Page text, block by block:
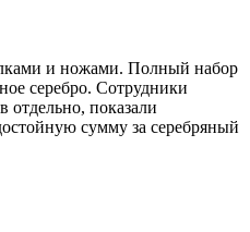
и ножами. Полный набор
серебро. Сотрудники
отдельно, показали
сумму за серебряный